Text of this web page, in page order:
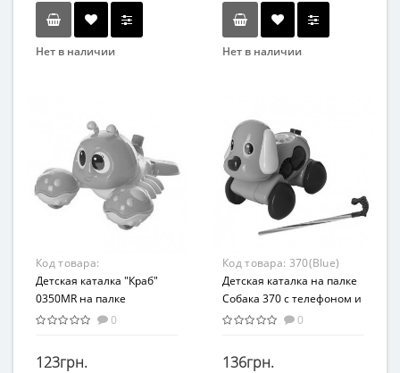
Нет в наличии
Нет в наличии
Каталка
Возраст
От 1 года
Материал
Код товара:
0350MR(Orange)
Детская каталка "Краб"
0350MR на палке
(Оранжевый)0
123грн.
Код товара: 370(Blue)
Детская каталка на палке
Собака 370 с телефоном и
музыкой (Синий 370(Blue))
0
136грн.